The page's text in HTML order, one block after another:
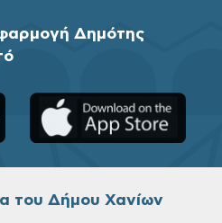
Δημότης
του Δήμου Χανίων